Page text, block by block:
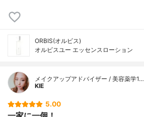
ORBIS(オルビス)
オルビスユー エッセンスローション
メイクアップアドバイザー / 美容薬学1…
KIE
5.00